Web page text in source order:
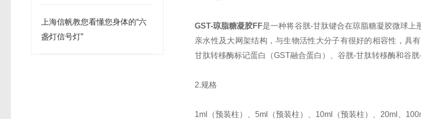
上海信帆教您看懂您身体的“六
盏灯信号灯”
GST-琼脂糖凝胶FF是一种将谷胱-甘肽键合在琼脂糖凝胶微球
亲水性及大网架结构，与生物活性大分子有很好的相容性，具
甘肽转移酶标记蛋白（GST融合蛋白）、谷胱-甘肽转移酶和谷胱
2.规格
1ml（预装柱）、5ml（预装柱）、10ml（预装柱）、20ml、